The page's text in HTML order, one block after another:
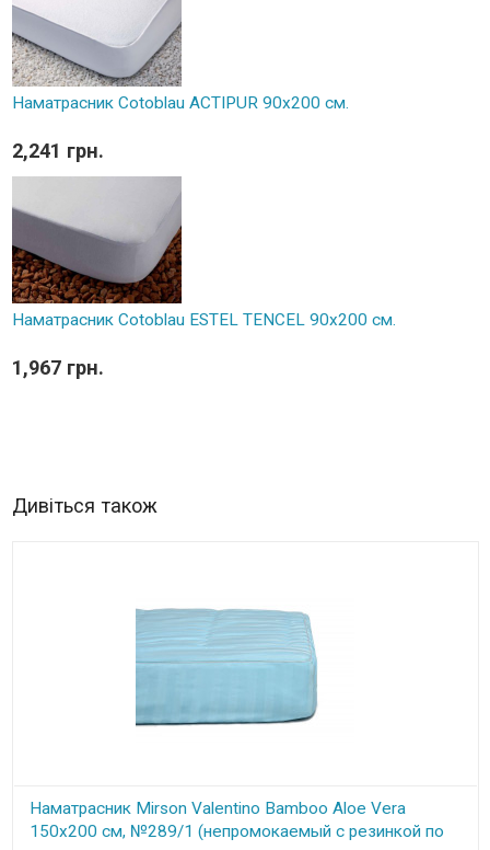
Наматрасник Cotoblau ACTIPUR 90х200 см.
2,241 грн.
Наматрасник Cotoblau ESTEL TENCEL 90х200 см.
1,967 грн.
Дивіться також
Наматрасник Mirson Valentino Bamboo Aloe Vera
150x200 см, №289/1 (непромокаемый с резинкой по